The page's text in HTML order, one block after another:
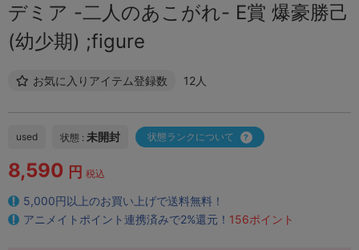
デミア -二人のあこがれ- E賞 爆豪勝己
(幼少期) ;figure
お気に入りアイテム登録数 12人
used 状態 : 未開封 状態ランクについて
8,590 円 税込
5,000円以上のお買い上げで送料無料！
アニメイトポイント連携済みで2%還元！ 156ポイント